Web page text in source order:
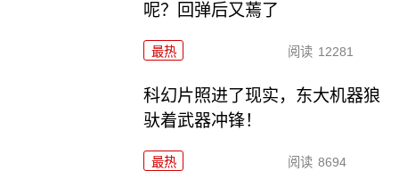
呢？回弹后又蔫了
最热 阅读 12281
科幻片照进了现实，东大机器狼
驮着武器冲锋！
最热 阅读 8694